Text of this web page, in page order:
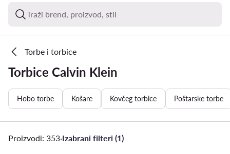
Traži brend, proizvod, stil
Torbe i torbice
Torbice Calvin Klein
Hobo torbe Košare Kovčeg torbice Poštarske torbe
Proizvodi: 353·Izabrani filteri (1)